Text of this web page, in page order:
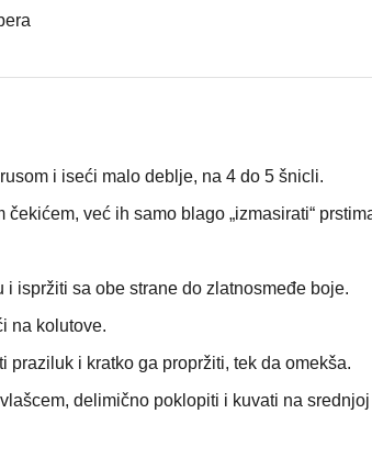
i iseći malo deblje, na 4 do 5 šnicli.
već ih samo blago „izmasirati“
ispržiti sa obe strane do zlatnosmeđe boje.
na kolutove.
praziluk i kratko ga propržiti, tek da omekša.
delimično poklopiti i kuvati na